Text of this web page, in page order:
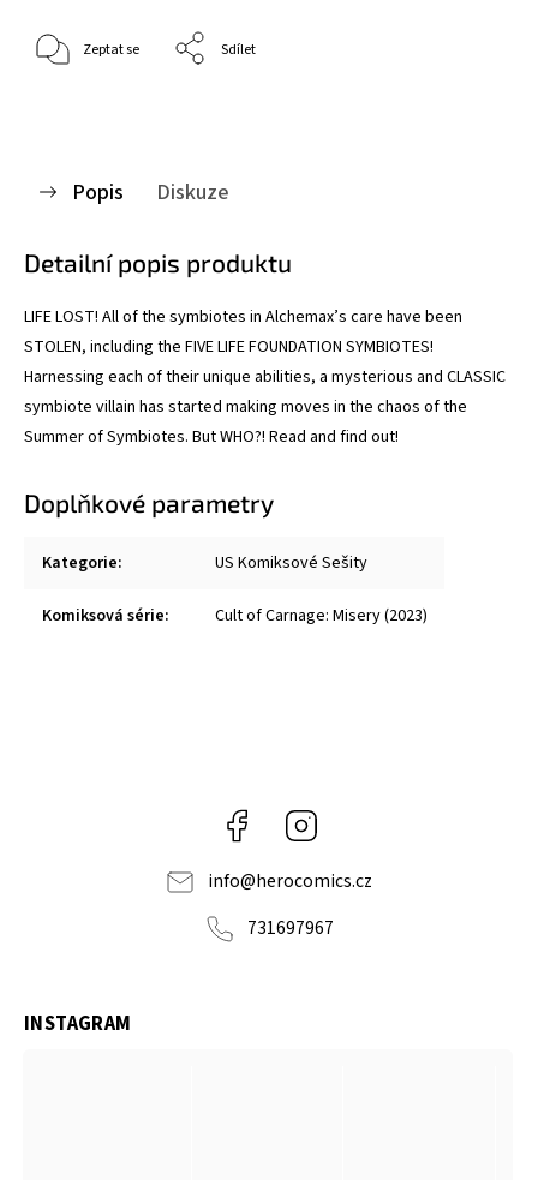
Zeptat se Sdílet
Popis Diskuze
Detailní popis produktu
LIFE LOST! All of the symbiotes in Alchemax’s care have been
STOLEN, including the FIVE LIFE FOUNDATION SYMBIOTES!
Harnessing each of their unique abilities, a mysterious and CLASSIC
symbiote villain has started making moves in the chaos of the
Summer of Symbiotes. But WHO?! Read and find out!
Doplňkové parametry
Kategorie: US Komiksové Sešity
Komiksová série: Cult of Carnage: Misery (2023)
Facebook
info@herocomics.cz
731697967
INSTAGRAM